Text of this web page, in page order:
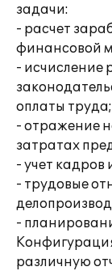
задачи:
- расчет
финансовой
- исчисление
оплаты труда;
- отражение
затратах
- учет кадров
- трудовые
-
различную